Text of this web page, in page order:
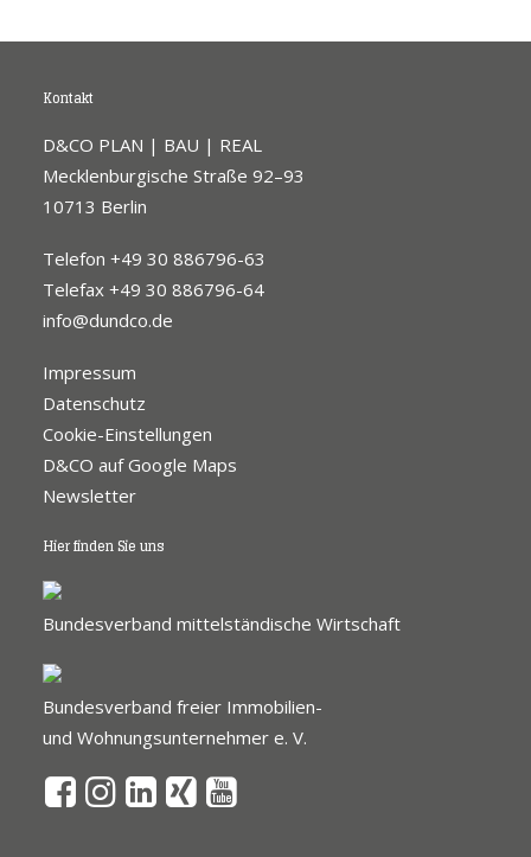
Kontakt
D&CO PLAN | BAU | REAL
Mecklenburgische Straße 92–93
10713 Berlin
Telefon +49 30 886796-63
Telefax +49 30 886796-64
info@dundco.de
Impressum
Datenschutz
Cookie-Einstellungen
D&CO auf Google Maps
Newsletter
Hier finden Sie uns
Bundesverband mittelständische Wirtschaft
Bundesverband freier Immobilien-
und Wohnungsunternehmer e. V.